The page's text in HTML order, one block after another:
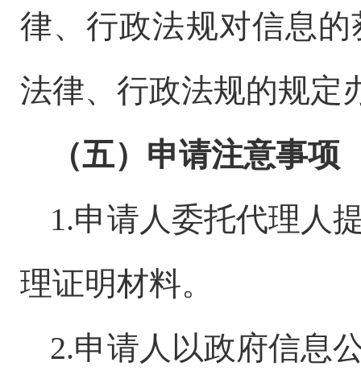
律、行政法规对信息
法律、行政法规的规定
（五）申请注意事项
1.申请人委托代理人
理证明材料。
2.申请人以政府信息